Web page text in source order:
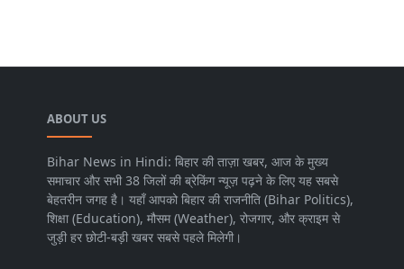
ABOUT US
Bihar News in Hindi: बिहार की ताज़ा खबर, आज के मुख्य
समाचार और सभी 38 जिलों की ब्रेकिंग न्यूज़ पढ़ने के लिए यह सबसे
बेहतरीन जगह है। यहाँ आपको बिहार की राजनीति (Bihar Politics),
शिक्षा (Education), मौसम (Weather), रोजगार, और क्राइम से
जुड़ी हर छोटी-बड़ी खबर सबसे पहले मिलेगी।